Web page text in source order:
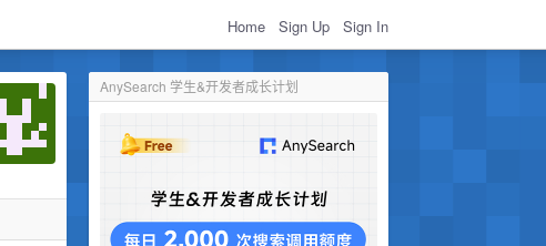
Home Sign Up Sign In
AnySearch 学生&开发者成长计划